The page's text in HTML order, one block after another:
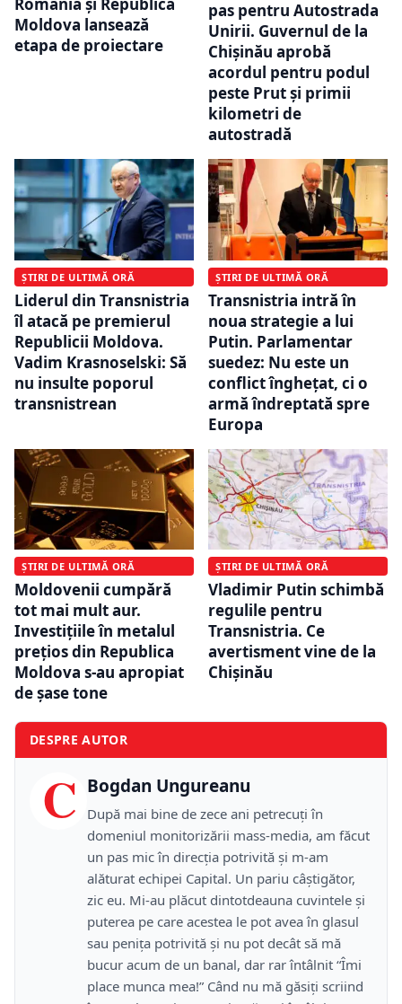
România și Republica
Moldova lansează
etapa de proiectare
pas pentru Autostrada
Unirii. Guvernul de la
Chișinău aprobă
acordul pentru podul
peste Prut și primii
kilometri de
autostradă
ȘTIRI DE ULTIMĂ ORĂ
Liderul din Transnistria
îl atacă pe premierul
Republicii Moldova.
Vadim Krasnoselski: Să
nu insulte poporul
transnistrean
ȘTIRI DE ULTIMĂ ORĂ
Transnistria intră în
noua strategie a lui
Putin. Parlamentar
suedez: Nu este un
conflict înghețat, ci o
armă îndreptată spre
Europa
ȘTIRI DE ULTIMĂ ORĂ
Moldovenii cumpără
tot mai mult aur.
Investițiile în metalul
prețios din Republica
Moldova s-au apropiat
de șase tone
ȘTIRI DE ULTIMĂ ORĂ
Vladimir Putin schimbă
regulile pentru
Transnistria. Ce
avertisment vine de la
Chișinău
DESPRE AUTOR
C Bogdan Ungureanu
După mai bine de zece ani petrecuţi în
domeniul monitorizării mass-media, am făcut
un pas mic în direcţia potrivită şi m-am
alăturat echipei Capital. Un pariu câştigător,
zic eu. Mi-au plăcut dintotdeauna cuvintele şi
puterea pe care acestea le pot avea în glasul
sau peniţa potrivită şi nu pot decât să mă
bucur acum de un banal, dar rar întâlnit “Îmi
place munca mea!” Când nu mă găsiţi scriind